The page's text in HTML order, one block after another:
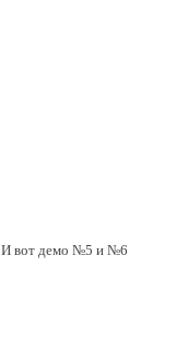
И вот демо №5 и №6